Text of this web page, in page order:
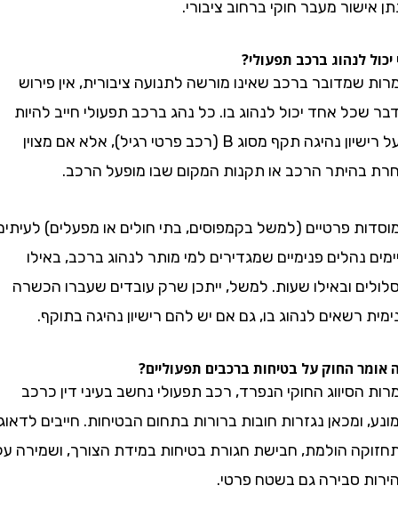
מעבר חוקי ברחוב ציבורי.
לנהוג ברכב תפעולי?
ברכב שאינו מורשה לתנועה ציבורית, אין פירוש
אחד יכול לנהוג בו. כל נהג ברכב תפעולי חייב להיות
בעל רישיון נהיגה תקף מסוג B (רכב פרטי רגיל), אלא אם מצוין
הרכב או תקנות המקום שבו מופעל הרכב.
פרטיים (למשל בקמפוסים, בתי חולים או מפעלים) לעיתים
נהלים פנימיים שמגדירים למי מותר לנהוג ברכב, באילו
ובאילו שעות. למשל, ייתכן שרק עובדים שעברו הכשרה
רשאים לנהוג בו, גם אם יש להם רישיון נהיגה בתוקף.
החוק על בטיחות ברכבים תפעוליים?
החוקי הנפרד, רכב תפעולי נחשב בעיני דין כרכב
נגזרות חובות ברורות בתחום הבטיחות. חייבים לדאוג
הולמת, חבישת חגורת בטיחות במידת הצורך, ושמירה על
סבירה גם בשטח פרטי.